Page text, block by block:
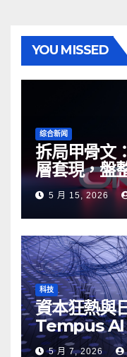
YOU MISSED
综合新闻
拆局甲骨文
層套現，盤
5 月 15, 2026
科技
資本狂熱與
Tempus AI
Google AI
5 月 7, 2026